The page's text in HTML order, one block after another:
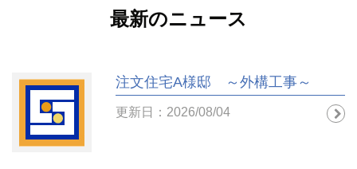
最新のニュース
注文住宅A様邸 ～外構工事～
更新日：2026/08/04